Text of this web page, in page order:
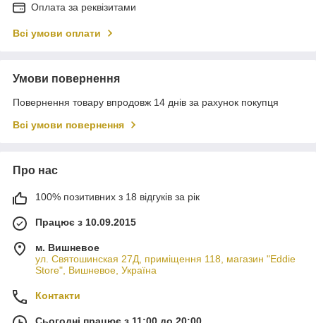
Оплата за реквізитами
Всі умови оплати
Умови повернення
Повернення товару впродовж 14 днів за рахунок покупця
Всі умови повернення
Про нас
100% позитивних з 18 відгуків за рік
Працює з 10.09.2015
м. Вишневое
ул. Святошинская 27Д, приміщення 118, магазин "Eddie
Store", Вишневое, Україна
Контакти